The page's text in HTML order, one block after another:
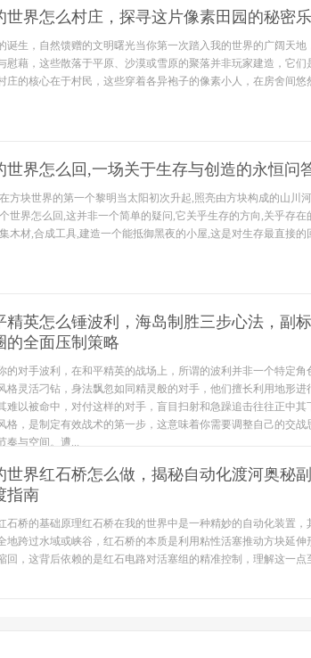
世界怎么村庄，探寻这片像素田园的秘密
诞生，自然馈赠的文明曙光当你第一次踏入我的世界的广阔天
慰藉，这些散落于平原、沙漠或雪原的聚落并非玩家建造，它们
庄的核心在于村民，这些穿着各异袍子的像素小人，在房舍间悠
世界怎么回,一场关于生存与创造的永恒问
方块世界的第一个黎明当太阳初次升起,照亮由方块构成的山川
世界怎么回,这并非一个简单的疑问,它关乎生存的方向,关乎存
木材,合成工具,建造一个能抵御黑夜的小屋,这是对生存最直接的
精英怎么锤波利，海岛制胜三步心法，副
的全面压制策略
的对手波利，在和平精英的战场上，所谓的波利并非一个特定
格灵活刁钻，身法飘忽如同精灵般的对手，他们擅长利用地形进
难以被命中，对付这样的对手，盲目扫射和急躁追击往往正中
格，是制定有效战术的第一步，这意味着你需要调整自己的交战
奏与空间。遭...
世界红石桥怎么做，揭秘自动化渡河奥秘
指南
石桥的基础原理红石桥在我的世界中是一种精妙的自动化装置
地跨过水域或峡谷，红石桥的本质是利用粘性活塞推动方块延
回，这背后依赖的是红石电路对活塞组的精准控制，理解这一点